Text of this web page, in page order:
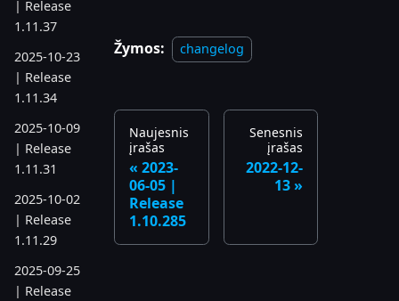
| Release
1.11.37
2025-10-23
| Release
1.11.34
2025-10-09
| Release
1.11.31
2025-10-02
| Release
1.11.29
2025-09-25
| Release
Žymos: changelog
Naujesnis
įrašas
2023-
06-05 |
Release
1.10.285
Senesnis
įrašas
2022-12-
13